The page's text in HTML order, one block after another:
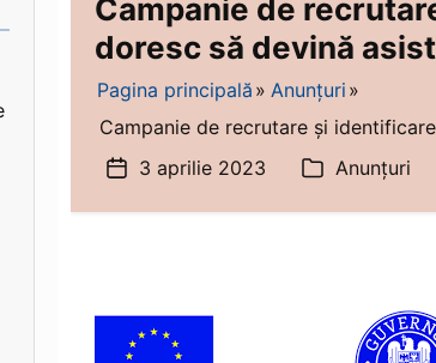
Campanie de
doresc să devină
Pagina principală
Anunțuri
Campanie de recrutare și
Dată3 aprilie 2023 Categorii
Anunțuri